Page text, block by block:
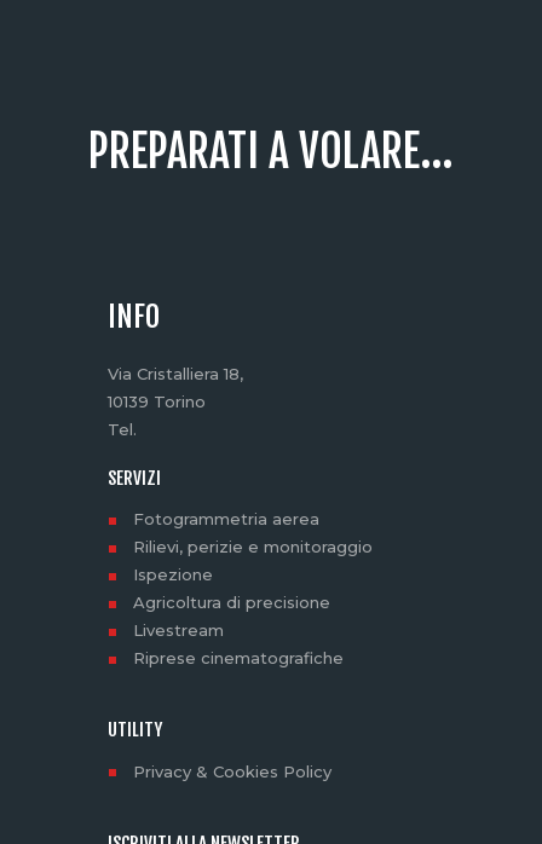
PREPARATI A VOLARE...
INFO
Via Cristalliera 18,
10139 Torino
Tel.
SERVIZI
Fotogrammetria aerea
Rilievi, perizie e monitoraggio
Ispezione
Agricoltura di precisione
Livestream
Riprese cinematografiche
UTILITY
Privacy & Cookies Policy